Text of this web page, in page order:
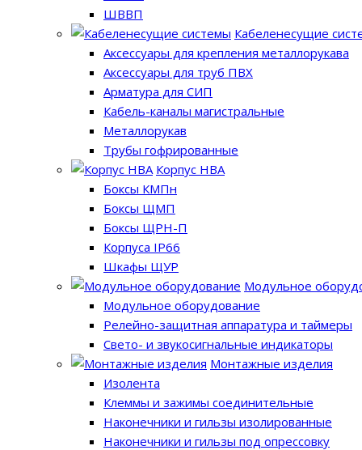
ШВВП
Кабеленесущие
Аксессуары для крепления металлорукава
Аксессуары для труб ПВХ
Арматура для СИП
Кабель-каналы магистральные
Металлорукав
Трубы гофрированные
Корпус НВА
Боксы КМПн
Боксы ЩМП
Боксы ЩРН-П
Корпуса IP66
Шкафы ЩУР
Модульное
Модульное оборудование
Релейно-защитная аппаратура и таймеры
Свето- и звукосигнальные индикаторы
Монтажные изделия
Изолента
Клеммы и зажимы соединительные
Наконечники и гильзы изолированные
Наконечники и гильзы под опрессовку